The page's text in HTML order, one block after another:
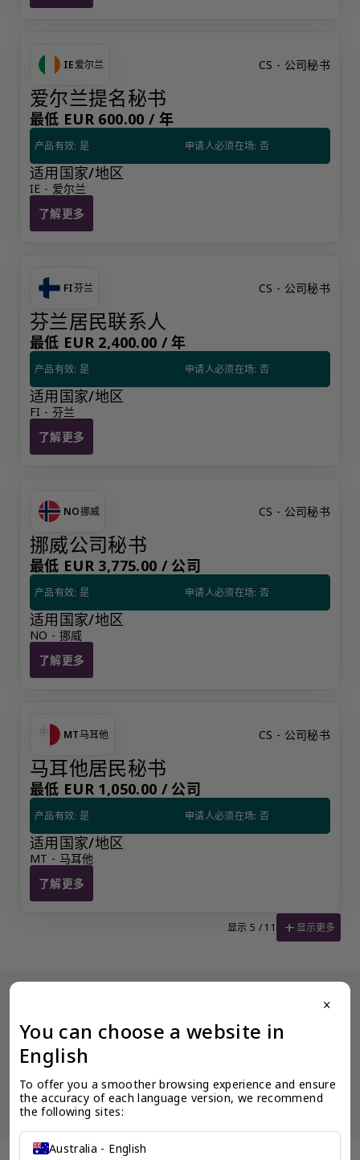
IE爱尔兰 CS - 公司秘书
爱尔兰提名秘书
最低 EUR 600.00 / 年
产品有效: 是 申请人必须在场: 否
适用国家/地区
IE - 爱尔兰
了解更多
爱尔兰提名秘书
FI芬兰 CS - 公司秘书
芬兰居民联系人
最低 EUR 2,400.00 /年
产品有效: 是 申请人必须在场: 否
适用国家/地区
FI - 芬兰
了解更多
芬兰居民联系人
NO挪威 CS - 公司秘书
挪威公司秘书
最低 EUR 3,775.00 /公司
产品有效: 是 申请人必须在场: 否
适用国家/地区
NO - 挪威
了解更多
挪威公司秘书
MT马耳他 CS - 公司秘书
马耳他居民秘书
最低 EUR 1,050.00 /公司
产品有效: 是 申请人必须在场: 否
适用国家/地区
MT - 马耳他
了解更多
马耳他居民秘书
显示 5 / 11 add显示更多
为了确保奕资环球 ™（中国内地）的服务质量标准，我们限制某些产
品公开展示，以避免混淆和不道德的竞争。请使用此表格填写您的请
让客户关系经理联系我
close
You can choose a website in
English
To offer you a smoother browsing experience and ensure
the accuracy of each language version, we recommend
the following sites:
Australia - English